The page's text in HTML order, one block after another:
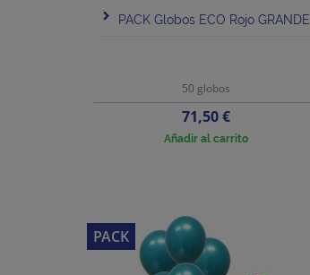
PACK Globos ECO Rojo GRANDE
50 globos
Precio
71,50 €
Añadir al carrito
PACK